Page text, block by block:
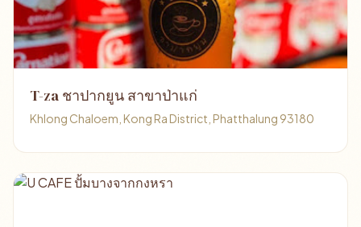
T-za ชาปากยูน สาขาป่าแก่
Khlong Chaloem, Kong Ra District, Phatthalung 93180